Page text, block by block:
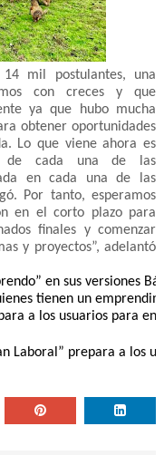
mil postulantes, una
con creces y que
ya que hubo mucha
obtener oportunidades
Lo que viene ahora es
de cada una de las
en cada una de las
Por tanto, esperamos
en el corto plazo para
finales y comenzar
y proyectos”, adelantó
en sus versiones
tienen un
a los usuarios para
Laboral” prepara a los